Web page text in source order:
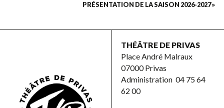
PRÉSENTATION DE LA SAISON 2026-2027 »
THÉÂTRE DE PRIVAS
Place André Malraux
07000 Privas
Administration 04 75 64
62 00